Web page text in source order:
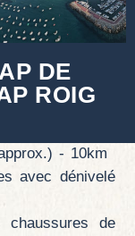
DE
ROIG
- 10km
avec dénivelé
chaussures de